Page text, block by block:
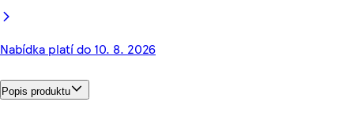
Nabídka platí do 10. 8. 2026
Popis produktu